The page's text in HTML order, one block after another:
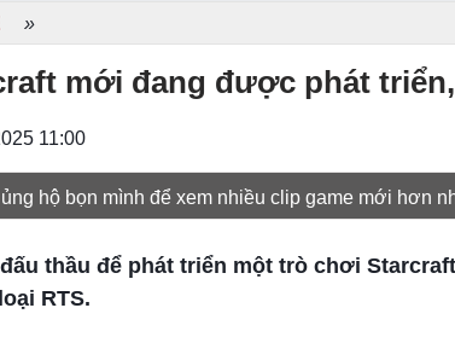
»
mới đang được phát
11:00
ủng hộ bọn mình để xem nhiều clip game mới hơn
thầu để phát triển một trò chơi
RTS.